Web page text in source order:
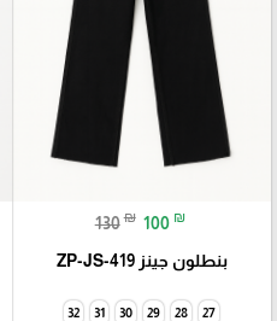
130 ₪ 100 ₪
بنطلون جينز ZP-JS-419
27
28
29
30
31
32